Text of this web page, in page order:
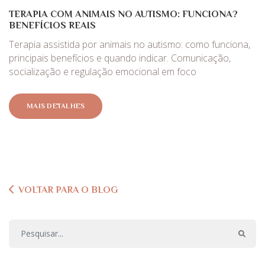
TERAPIA COM ANIMAIS NO AUTISMO: FUNCIONA?
BENEFÍCIOS REAIS
Terapia assistida por animais no autismo: como funciona,
principais benefícios e quando indicar. Comunicação,
socialização e regulação emocional em foco
MAIS DETALHES
VOLTAR PARA O BLOG